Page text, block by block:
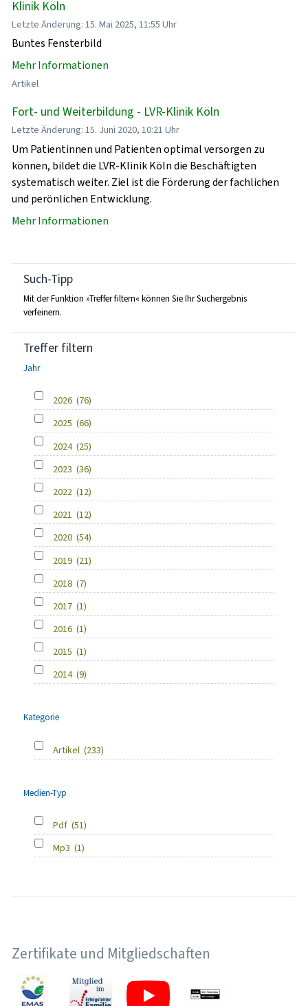
Klinik Köln
Letzte Änderung: 15. Mai 2025, 11:55 Uhr
Buntes Fensterbild
Mehr Informationen
Artikel
Fort- und Weiterbildung - LVR-Klinik Köln
Letzte Änderung: 15. Juni 2020, 10:21 Uhr
Um Patientinnen und Patienten optimal versorgen zu
können, bildet die LVR-Klinik Köln die Beschäftigten
systematisch weiter. Ziel ist die Förderung der fachlichen
und perönlichen Entwicklung.
Mehr Informationen
Such-Tipp
Mit der Funktion »Treffer filtern« können Sie Ihr Suchergebnis
verfeinern.
Treffer filtern
Jahr
2026 (76)
2025 (66)
2024 (25)
2023 (36)
2022 (12)
2021 (12)
2020 (54)
2019 (21)
2018 (7)
2017 (1)
2016 (1)
2015 (1)
2014 (9)
Kategorie
Artikel (233)
Medien-Typ
Pdf (51)
Mp3 (1)
Zertifikate und Mitgliedschaften